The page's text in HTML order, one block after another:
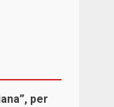
per